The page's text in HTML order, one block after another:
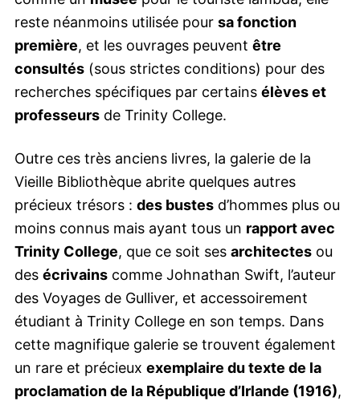
reste néanmoins utilisée pour sa fonction
première, et les ouvrages peuvent être
consultés (sous strictes conditions) pour des
recherches spécifiques par certains élèves et
professeurs de Trinity College.
Outre ces très anciens livres, la galerie de la
Vieille Bibliothèque abrite quelques autres
précieux trésors : des bustes d’hommes plus ou
moins connus mais ayant tous un rapport avec
Trinity College, que ce soit ses architectes ou
des écrivains comme Johnathan Swift, l’auteur
des Voyages de Gulliver, et accessoirement
étudiant à Trinity College en son temps. Dans
cette magnifique galerie se trouvent également
un rare et précieux exemplaire du texte de la
proclamation de la République d’Irlande (1916),